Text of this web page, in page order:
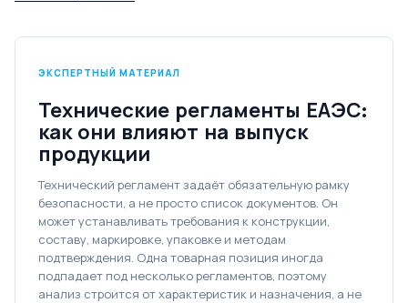
ЭКСПЕРТНЫЙ МАТЕРИАЛ
Технические регламенты ЕАЭС:
как они влияют на выпуск
продукции
Технический регламент задаёт обязательную рамку
безопасности, а не просто список документов. Он
может устанавливать требования к конструкции,
составу, маркировке, упаковке и методам
подтверждения. Одна товарная позиция иногда
подпадает под несколько регламентов, поэтому
анализ строится от характеристик и назначения, а не